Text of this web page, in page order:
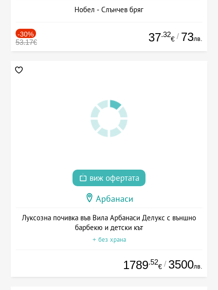
Нобел - Слънчев бряг
-30%
53.17€ 37.32
€ / 73лв.
виж офертата
Арбанаси
Луксозна почивка във Вила Арбанаси Делукс с външно
барбекю и детски кът
+ без храна
1789.52
€ / 3500лв.